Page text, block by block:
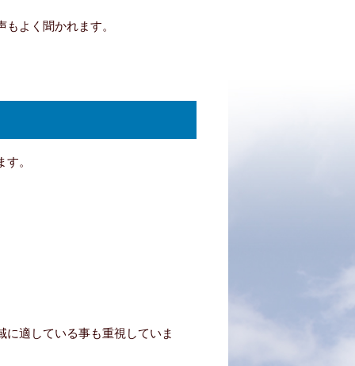
よく聞かれます。
。
適している事も重視していま